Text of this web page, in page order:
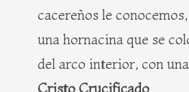
cacereños le
una hornacina que se
del arco interior, con una
Cristo Crucificado.